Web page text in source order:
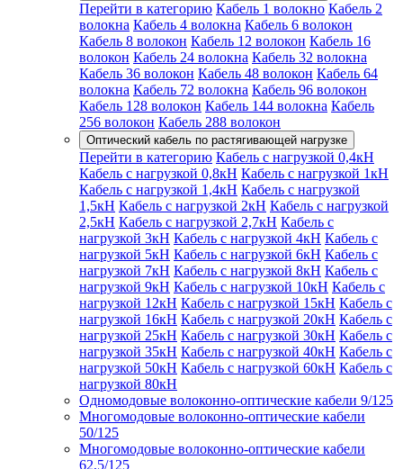
Перейти в категорию Кабель 1 волокно Кабель 2
волокна Кабель 4 волокна Кабель 6 волокон
Кабель 8 волокон Кабель 12 волокон Кабель 16
волокон Кабель 24 волокна Кабель 32 волокна
Кабель 36 волокон Кабель 48 волокон Кабель 64
волокна Кабель 72 волокна Кабель 96 волокон
Кабель 128 волокон Кабель 144 волокна Кабель
256 волокон Кабель 288 волокон
Оптический кабель по растягивающей нагрузке
Перейти в категорию Кабель с нагрузкой 0,4кН
Кабель с нагрузкой 0,8кН Кабель с нагрузкой 1кН
Кабель с нагрузкой 1,4кН Кабель с нагрузкой
1,5кН Кабель с нагрузкой 2кН Кабель с нагрузкой
2,5кН Кабель с нагрузкой 2,7кН Кабель с
нагрузкой 3кН Кабель с нагрузкой 4кН Кабель с
нагрузкой 5кН Кабель с нагрузкой 6кН Кабель с
нагрузкой 7кН Кабель с нагрузкой 8кН Кабель с
нагрузкой 9кН Кабель с нагрузкой 10кН Кабель с
нагрузкой 12кН Кабель с нагрузкой 15кН Кабель с
нагрузкой 16кН Кабель с нагрузкой 20кН Кабель с
нагрузкой 25кН Кабель с нагрузкой 30кН Кабель с
нагрузкой 35кН Кабель с нагрузкой 40кН Кабель с
нагрузкой 50кН Кабель с нагрузкой 60кН Кабель с
нагрузкой 80кН
Одномодовые волоконно-оптические кабели 9/125
Многомодовые волоконно-оптические кабели
50/125
Многомодовые волоконно-оптические кабели
62,5/125